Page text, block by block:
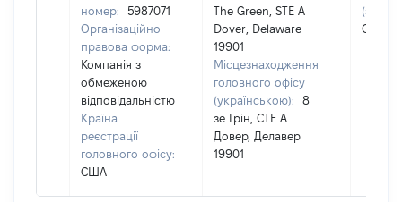
номер:
5987071
Організаційно-
правова форма:
Компанія з
обмеженою
відповідальністю
Країна
реєстрації
головного офісу:
США
The Green, STE A
Dover, Delaware
19901
Місцезнаходження
головного офісу
(українською):
8
зе Грін, СТЕ А
Довер, Делавер
19901
(за